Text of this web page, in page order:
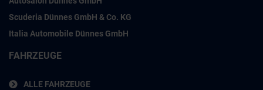
Scuderia Dünnes GmbH & Co. KG
Italia Automobile Dünnes GmbH
FAHRZEUGE
ALLE FAHRZEUGE